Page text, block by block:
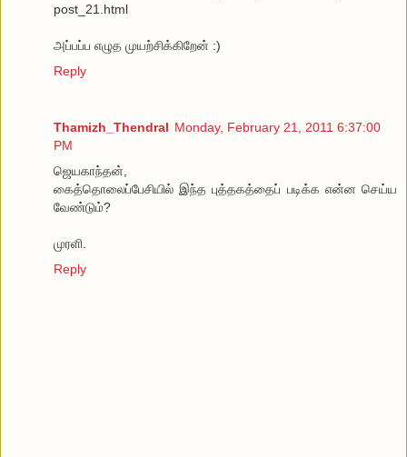
post_21.html
அப்பப்ப எழுத முயற்சிக்கிறேன் :)
Reply
Thamizh_Thendral Monday, February 21, 2011 6:37:00
PM
ஜெயகாந்தன்,
கைத்தொலைப்பேசியில் இந்த புத்தகத்தைப் படிக்க என்ன செய்ய
வேண்டும்?
முரளி.
Reply